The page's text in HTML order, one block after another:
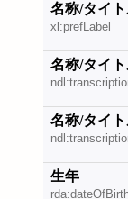
名称/タイ
xl:prefLabel
名称/タイ
名称/タイ
生年